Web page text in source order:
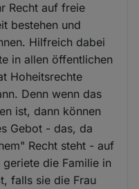
Recht auf freie
bestehen und
Hilfreich dabei
in allen öffentlichen
Hoheitsrechte
Denn wenn das
ist, dann können
Gebot - das, da
Recht steht - auf
die Familie in
falls sie die Frau